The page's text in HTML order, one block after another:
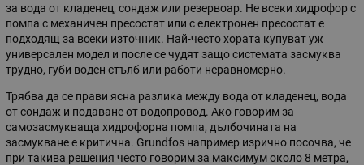
за вода от кладенец, сондаж или резервоар. Не всеки хидрофор с
помпа с механичен пресостат или с електронен пресостат е
подходящ за всеки източник. Най-често хората купуват уж
универсален модел и после се чудят защо системата засмуква
трудно, губи воден стълб или работи неравномерно.
Трябва да се прави ясна разлика между вода от кладенец, вода
от сондаж и подаване от водопровод. Ако говорим за
самозасмукваща хидрофорна помпа, дълбочината на
засмукване е критична. Grundfos например изрично посочва, че
при такива решения често говорим за максимум около 8 метра,